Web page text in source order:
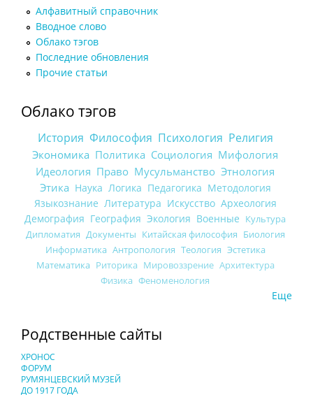
Алфавитный справочник
Вводное слово
Облако тэгов
Последние обновления
Прочие статьи
Облако тэгов
История Философия Психология Религия
Экономика Политика Социология Мифология
Идеология Право Мусульманство Этнология
Этика Наука Логика Педагогика Методология
Языкознание Литература Искусство Археология
Демография География Экология Военные Культура
Дипломатия Документы Китайская философия Биология
Информатика Антропология Теология Эстетика
Математика Риторика Мировоззрение Архитектура
Физика Феноменология
Еще
Родственные сайты
ХРОНОС
ФОРУМ
РУМЯНЦЕВСКИЙ МУЗЕЙ
ДО 1917 ГОДА